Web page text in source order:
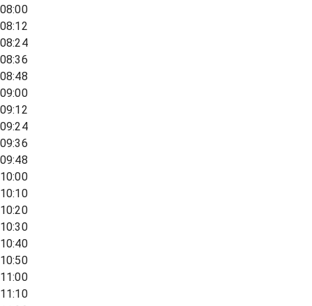
08:00
08:12
08:24
08:36
08:48
09:00
09:12
09:24
09:36
09:48
10:00
10:10
10:20
10:30
10:40
10:50
11:00
11:10